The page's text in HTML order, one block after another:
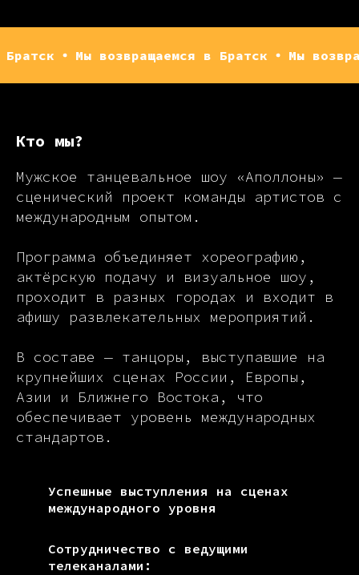
Мы возвращаемся в Братск Мы возвращаемся
Кто мы?
Мужское танцевальное шоу «Аполлоны» —
сценический проект команды артистов с
международным опытом.
Программа объединяет хореографию,
актёрскую подачу и визуальное шоу,
проходит в разных городах и входит в
афишу развлекательных мероприятий.
В составе — танцоры, выступавшие на
крупнейших сценах России, Европы,
Азии и Ближнего Востока, что
обеспечивает уровень международных
стандартов.
Успешные выступления на сценах
международного уровня
Сотрудничество с ведущими
телеканалами: